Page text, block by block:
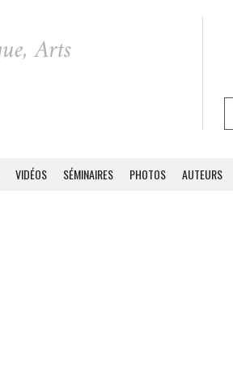
VIDÉOS SÉMINAIRES PHOTOS AUTEURS